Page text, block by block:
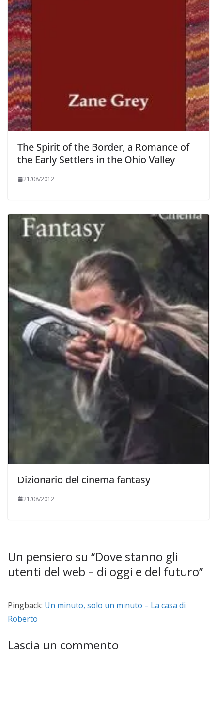
The Spirit of the Border, a Romance of
the Early Settlers in the Ohio Valley
21/08/2012
Dizionario del cinema fantasy
21/08/2012
Un pensiero su “Dove stanno gli
utenti del web – di oggi e del futuro”
Pingback: Un minuto, solo un minuto – La casa di
Roberto
Lascia un commento